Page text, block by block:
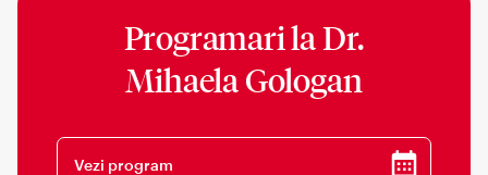
Programari laDr.
Mihaela Gologan
Vezi program